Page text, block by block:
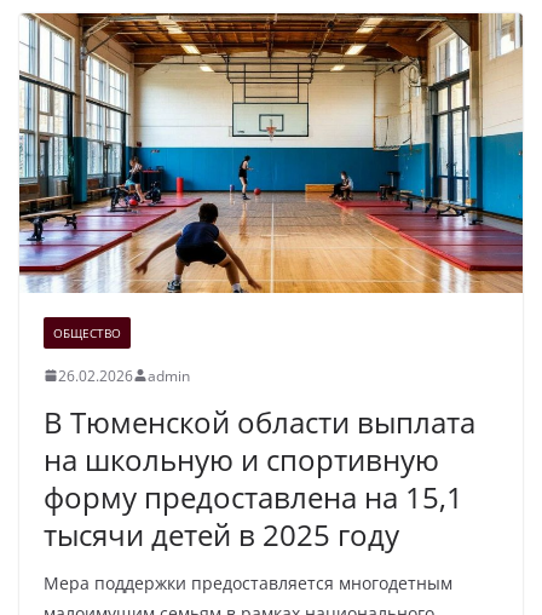
ОБЩЕСТВО
26.02.2026 admin
В Тюменской области выплата
на школьную и спортивную
форму предоставлена на 15,1
тысячи детей в 2025 году
Мера поддержки предоставляется многодетным